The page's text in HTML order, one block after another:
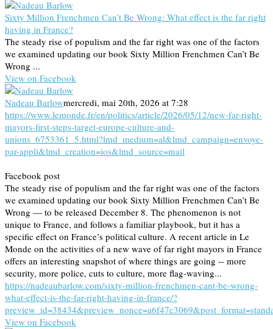
Sixty Million Frenchmen Can’t Be Wrong: What effect is the far right
having in France?
The steady rise of populism and the far right was one of the factors
we examined updating our book Sixty Million Frenchmen Can’t Be
Wrong ...
View on Facebook
Nadeau Barlowmercredi, mai 20th, 2026 at 7:28
https://www.lemonde.fr/en/politics/article/2026/05/12/new-far-right-
mayors-first-steps-target-europe-culture-and-
unions_6753361_5.html?lmd_medium=al&lmd_campaign=envoye-
par-appli&lmd_creation=ios&lmd_source=mail
Facebook post
The steady rise of populism and the far right was one of the factors
we examined updating our book Sixty Million Frenchmen Can’t Be
Wrong — to be released December 8. The phenomenon is not
unique to France, and follows a familiar playbook, but it has a
specific effect on France’s political culture. A recent article in Le
Monde on the activities of a new wave of far right mayors in France
offers an interesting snapshot of where things are going -- more
security, more police, cuts to culture, more flag-waving...
https://nadeaubarlow.com/sixty-million-frenchmen-cant-be-wrong-
what-effect-is-the-far-right-having-in-france/?
View on Facebook